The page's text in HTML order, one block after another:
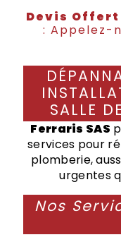
Devis
: Appelez-
DÉPANNAGE PLOMBERIE ET
SALLE
Ferraris SAS
services pour
plomberie,
urgentes
Nos Services de plomberie à